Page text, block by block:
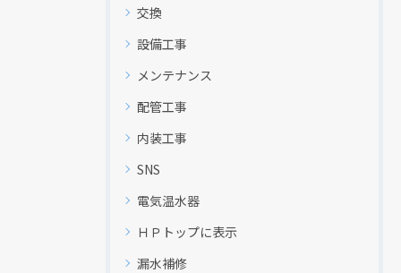
交換
設備工事
メンテナンス
配管工事
内装工事
SNS
電気温水器
ＨＰトップに表示
漏水補修